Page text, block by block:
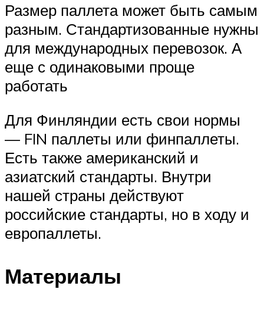
Размер паллета может быть самым
разным. Стандартизованные нужны
для международных перевозок. А
еще с одинаковыми проще
работать
Для Финляндии есть свои нормы
— FIN паллеты или финпаллеты.
Есть также американский и
азиатский стандарты. Внутри
нашей страны действуют
российские стандарты, но в ходу и
европаллеты.
Материалы